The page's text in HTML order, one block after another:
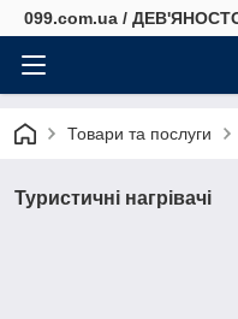
099.com.ua /
Товари та послуги
Туристичні нагрівачі